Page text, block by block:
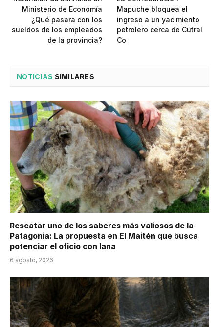
Ministerio de Economía
¿Qué pasara con los
sueldos de los empleados
de la provincia?
Mapuche bloquea el
ingreso a un yacimiento
petrolero cerca de Cutral
Co
NOTICIAS SIMILARES
Rescatar uno de los saberes más valiosos de la
Patagonia: La propuesta en El Maitén que busca
potenciar el oficio con lana
6 agosto, 2026